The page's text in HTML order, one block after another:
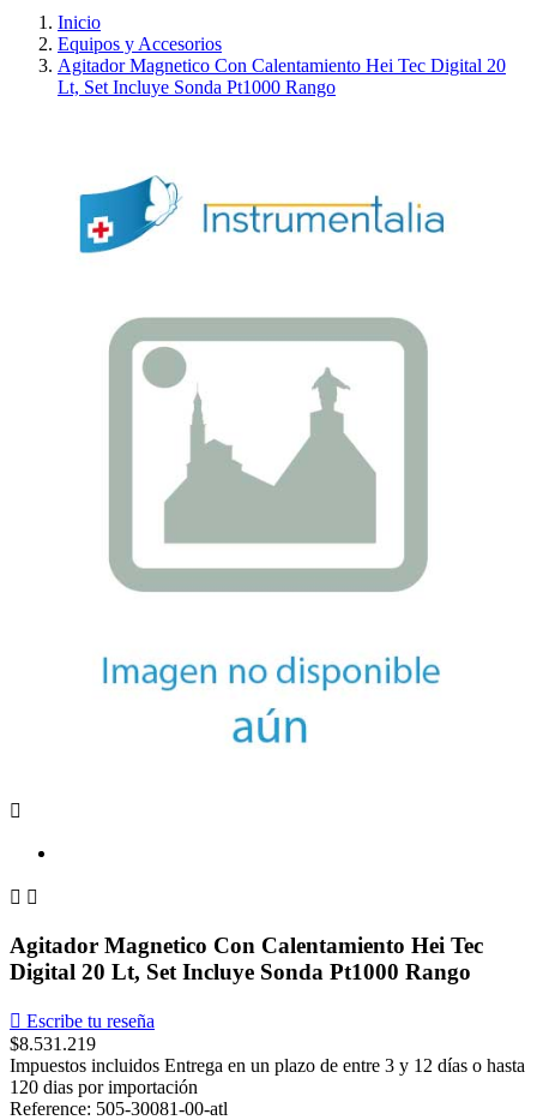
Inicio
Equipos y Accesorios
Agitador Magnetico Con Calentamiento Hei Tec Digital 20
Lt, Set Incluye Sonda Pt1000 Rango

 
Agitador Magnetico Con Calentamiento Hei Tec
Digital 20 Lt, Set Incluye Sonda Pt1000 Rango
 Escribe tu reseña
$8.531.219
Impuestos incluidos Entrega en un plazo de entre 3 y 12 días o hasta
120 dias por importación
Reference: 505-30081-00-atl